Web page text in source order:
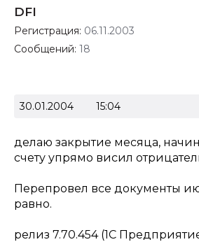
DFI
Регистрация: 06.11.2003
Сообщений: 18
30.01.2004 15:04
делаю закрытие месяца,
счету упрямо висил
Перепровел все документы
равно.
релиз 7.70.454 (1С